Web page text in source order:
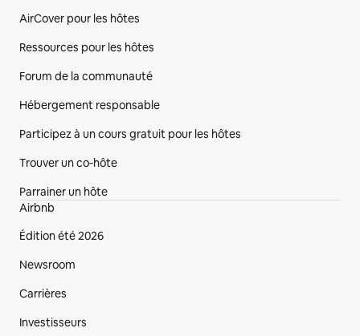
AirCover pour les hôtes
Ressources pour les hôtes
Forum de la communauté
Hébergement responsable
Participez à un cours gratuit pour les hôtes
Trouver un co‑hôte
Parrainer un hôte
Airbnb
Édition été 2026
Newsroom
Carrières
Investisseurs